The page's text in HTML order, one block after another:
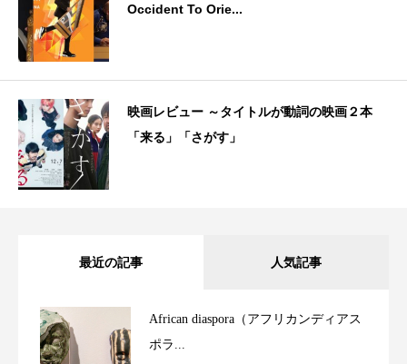
Occident To Orie...
映画レビュー ～タイトルが動詞の映画２本
「来る」「さがす」
最近の記事 人気記事
African diaspora（アフリカンディアス
ポラ...